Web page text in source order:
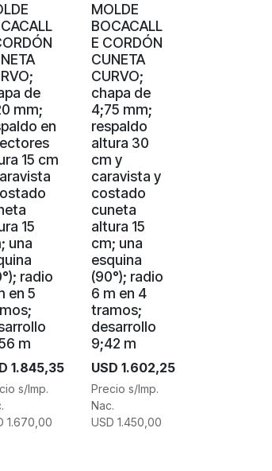
de
mm;
en
15 cm
15
una
radio
en 5
m
1.845,35
s/Imp.
1.670,00
MOLDE
BOCACALL
E CORDÓN
CUNETA
CURVO;
chapa de
4;75 mm;
respaldo
altura 30
cm y
caravista y
costado
cuneta
altura 15
cm; una
esquina
(90°); radio
6 m en 4
tramos;
desarrollo
9;42 m
USD 1.602,25
Precio s/Imp.
Nac.
USD 1.450,00